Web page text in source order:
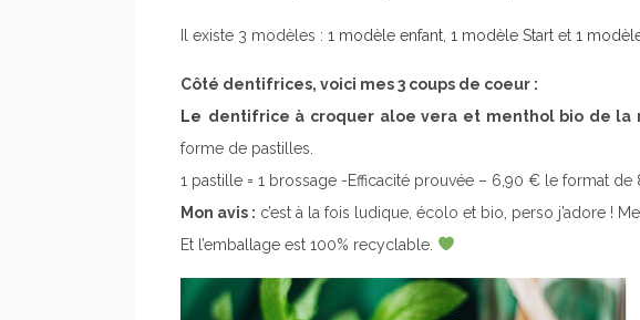
Il existe 3 modèles : 1 modèle enfant 1 modèle Start et 1
Côté dentifrices, voici mes 3 coups de coeur :
Le dentifrice à croquer aloe vera et menthol bio de la
forme de pastilles.
1 pastille = 1 brossage -Efficacité prouvée – 6,90 € le format
Mon avis : c’est à la fois ludique, écolo et bio, perso j’adore !
Et l’emballage est 100% recyclable.